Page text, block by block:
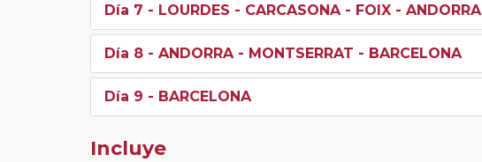
Día 7 - LOURDES - CARCASONA - FOIX - ANDORRA
Día 8 - ANDORRA - MONTSERRAT - BARCELONA
Día 9 - BARCELONA
Incluye